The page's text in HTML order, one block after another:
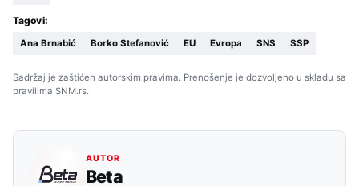
Tagovi:
Ana Brnabić Borko Stefanović EU Evropa SNS SSP
Sadržaj je zaštićen autorskim pravima. Prenošenje je dozvoljeno u skladu sa
pravilima SNM.rs.
AUTOR
Beta